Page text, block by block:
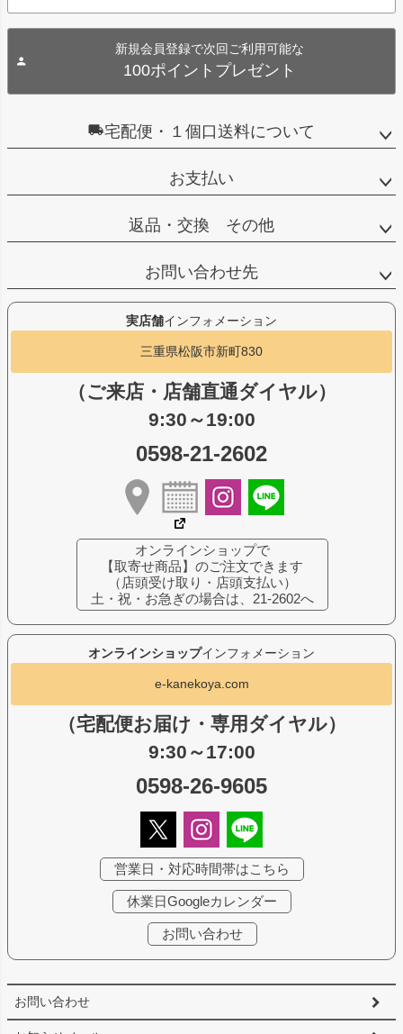
新規会員登録で次回ご利用可能な
100ポイントプレゼント
宅配便・１個口送料について
お支払い
返品・交換 その他
お問い合わせ先
お問い合わせ
オンラインショップインフォメーション
e-kanekoya.com
（宅配便お届け・専用ダイヤル）
9:30～17:00
0598-26-9605
営業日・対応時間帯はこちら
休業日Googleカレンダー
お問い合わせ
実店舗インフォメーション
三重県松阪市新町830
（ご来店・店舗直通ダイヤル）
9:30～19:00
0598-21-2602
オンラインショップで
【取寄せ商品】のご注文できます
（店頭受け取り・店頭支払い）
土・祝・お急ぎの場合は、21-2602へ